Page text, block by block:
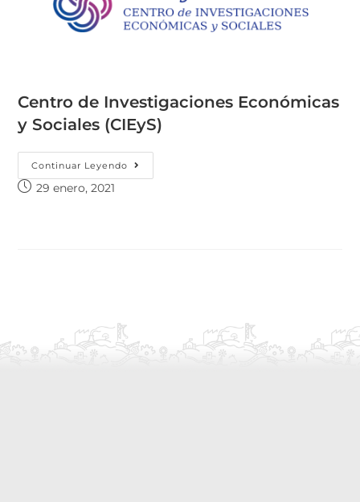
Centro de Investigaciones Económicas
y Sociales (CIEyS)
Continuar Leyendo
29 enero, 2021